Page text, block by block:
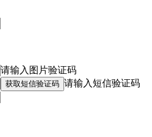
请输入图片验证码
获取短信验证码 请输入短信验证码